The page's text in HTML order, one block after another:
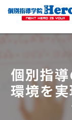
個別指
環境を